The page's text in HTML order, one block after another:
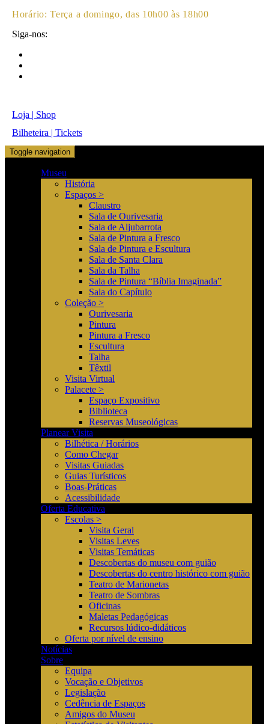
Horário:Terça a domingo, das 10h00 às 18h00
Siga-nos:
Loja | Shop
Bilheteira | Tickets
Toggle navigation
Museu
História
Espaços >
Claustro
Sala de Ourivesaria
Sala de Aljubarrota
Sala de Pintura a Fresco
Sala de Pintura e Escultura
Sala de Santa Clara
Sala da Talha
Sala de Pintura “Bíblia Imaginada”
Sala do Capítulo
Coleção >
Ourivesaria
Pintura
Pintura a Fresco
Escultura
Talha
Têxtil
Visita Virtual
Palacete >
Espaço Expositivo
Biblioteca
Reservas Museológicas
Planear Visita
Bilhética / Horários
Como Chegar
Visitas Guiadas
Guias Turísticos
Boas-Práticas
Acessibilidade
Oferta Educativa
Escolas >
Visita Geral
Visitas Leves
Visitas Temáticas
Descobertas do museu com guião
Descobertas do centro histórico com guião
Teatro de Marionetas
Teatro de Sombras
Oficinas
Maletas Pedagógicas
Recursos lúdico-didáticos
Oferta por nível de ensino
Notícias
Sobre
Equipa
Vocação e Objetivos
Legislação
Cedência de Espaços
Amigos do Museu